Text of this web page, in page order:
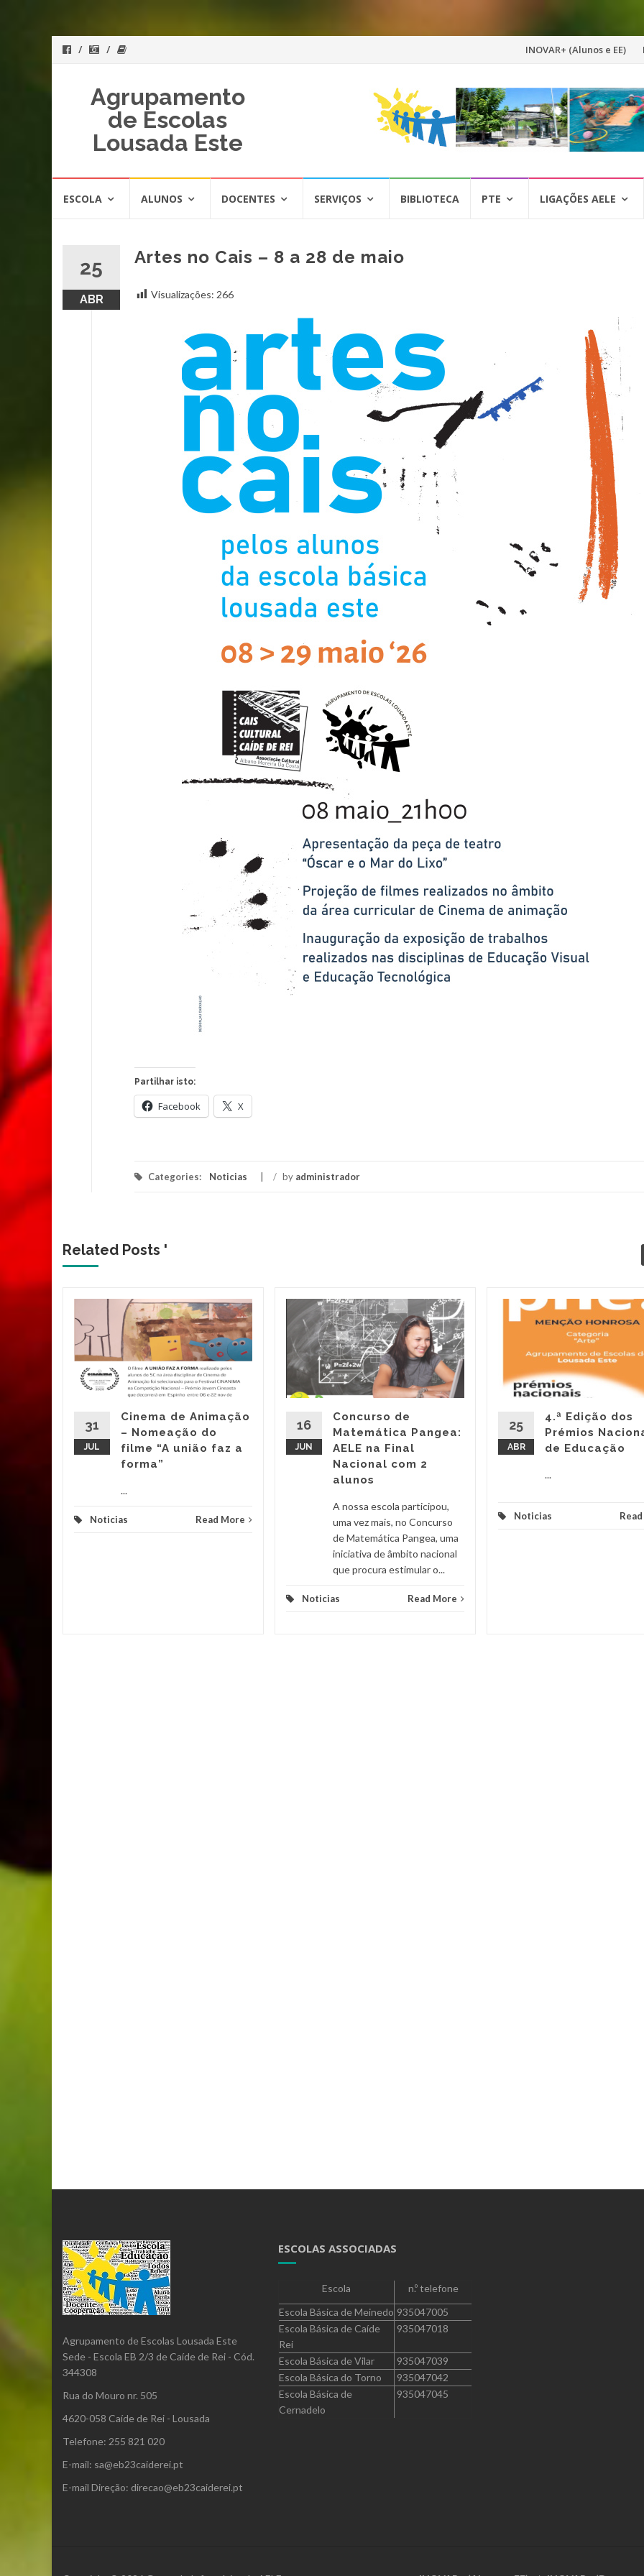
Skip
content
INOVAR+ (Alunos e EE)
Agrupamento
de Escolas
Lousada Este
ESCOLA ALUNOS DOCENTES SERVIÇOS BIBLIOTECA PTE LIGAÇÕES AELE
25
ABR
Artes no Cais – 8 a 28 de maio
Visualizações: 266
Partilhar isto:
Facebook X
Categories: Noticias / by administrador
Related Posts '
31
JUL
Cinema de Animação
– Nomeação do
filme “A união faz a
forma”
...
Noticias Read More
16
JUN
Concurso de
Matemática Pangea:
AELE na Final
Nacional com 2
alunos
A nossa escola participou,
uma vez mais, no Concurso
de Matemática Pangea, uma
iniciativa de âmbito nacional
que procura estimular o...
Noticias Read More
25
ABR
4.ª Edição dos
Prémios
de Educação
...
Noticias
Agrupamento de Escolas Lousada Este
Sede - Escola EB 2/3 de Caíde de Rei - Cód.
344308
Rua do Mouro nr. 505
4620-058 Caíde de Rei - Lousada
Telefone: 255 821 020
E-mail: sa@eb23caiderei.pt
E-mail Direção: direcao@eb23caiderei.pt
ESCOLAS ASSOCIADAS
Escola
n.º telefone
Escola Básica de Meinedo 935047005
Escola Básica de Caíde
Rei
935047018
Escola Básica de Vilar
935047039
Escola Básica do Torno
935047042
Escola Básica de
Cernadelo
935047045